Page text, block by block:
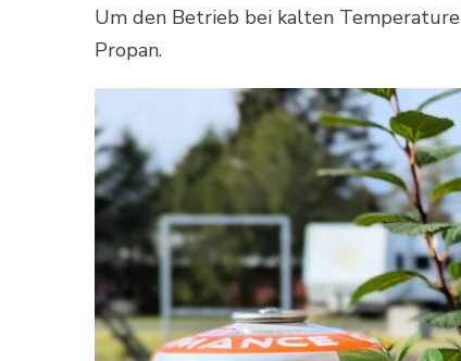
Um den Betrieb bei kalten
Propan.